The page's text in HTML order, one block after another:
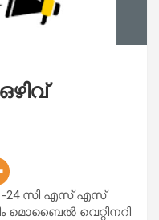
-24 സി എസ് എസ്
മൊബൈൽ വെറ്റിനറി